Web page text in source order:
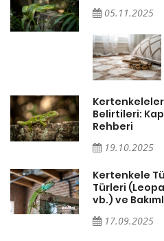
05.11.2025
Belirtileri:
Rehberi
19.10.2025
Kertenkele
Türleri
vb.) ve
17.09.2025